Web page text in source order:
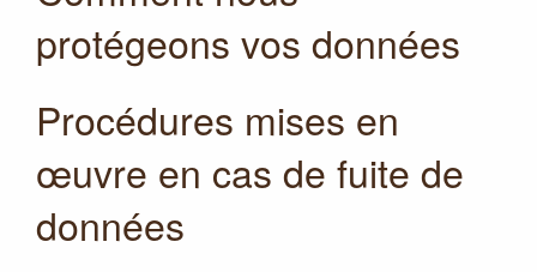
protégeons vos données
Procédures mises en
œuvre en cas de fuite de
données